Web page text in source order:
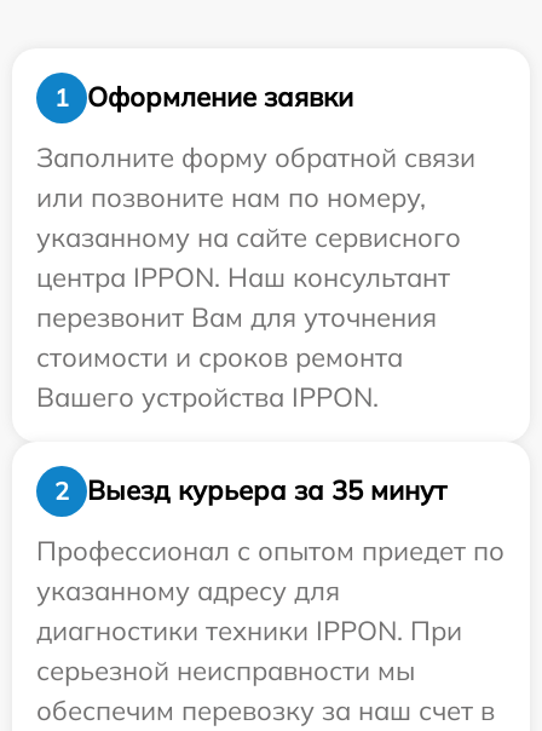
1
Оформление заявки
Заполните форму обратной связи
или позвоните нам по номеру,
указанному на сайте сервисного
центра IPPON. Наш консультант
перезвонит Вам для уточнения
стоимости и сроков ремонта
Вашего устройства IPPON.
2
Выезд курьера за 35 минут
Профессионал с опытом приедет по
указанному адресу для
диагностики техники IPPON. При
серьезной неисправности мы
обеспечим перевозку за наш счет в